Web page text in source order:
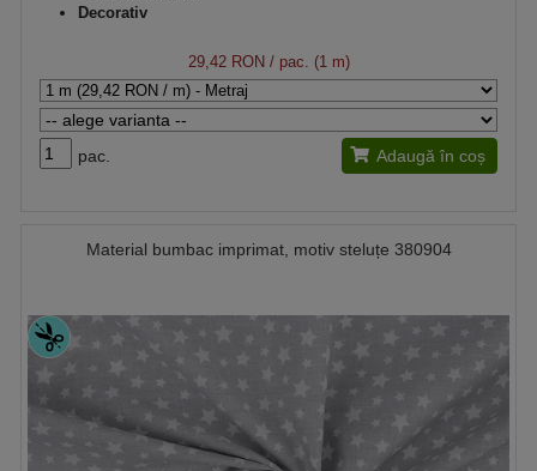
Decorativ
29,42 RON/ pac. (1 m)
pac. Adaugă în coș
Material bumbac imprimat, motiv steluțe 380904